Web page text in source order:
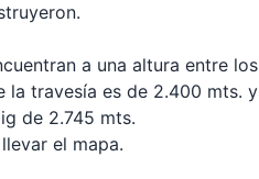
a una altura entre
la travesía es de 2.400 mts.
de 2.745 mts.
el mapa.